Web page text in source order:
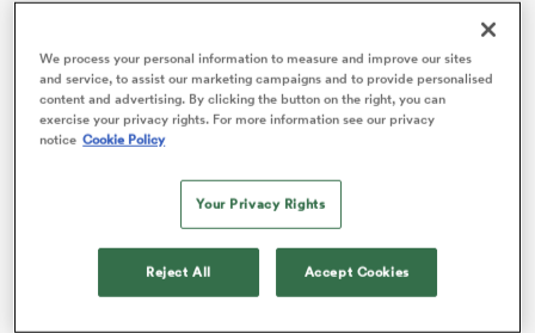
son fort attachement à l’équipe. Il précise par ailleurs
qu’il ne fera « aucun autre commentaire » sur le sujet.
ADVERTISEMENT
We process your personal information to measure and improve our sites
and service, to assist our marketing campaigns and to provide personalised
content and advertising. By clicking the button on the right, you can
exercise your privacy rights. For more information see our privacy
notice Cookie Policy
Your Privacy Rights
Reject All Accept Cookies